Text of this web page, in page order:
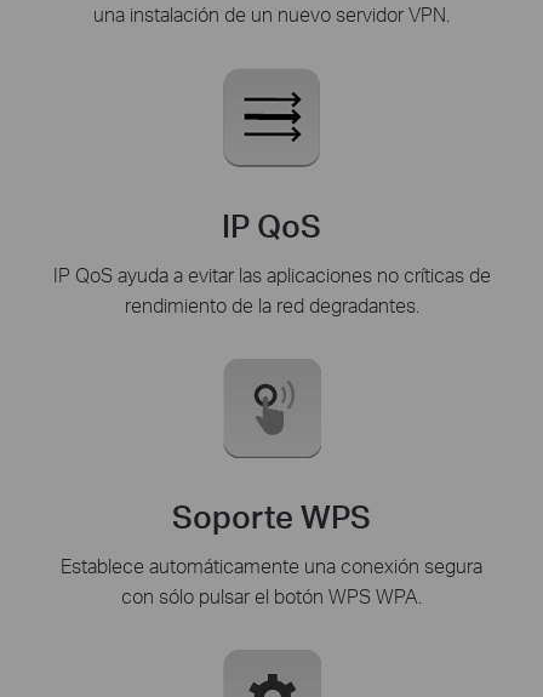
una instalación de un nuevo servidor VPN.
IP QoS
IP QoS ayuda a evitar las aplicaciones no críticas de
rendimiento de la red degradantes.
Soporte WPS
Establece automáticamente una conexión segura
con sólo pulsar el botón WPS WPA.